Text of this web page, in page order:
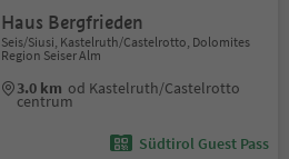
Haus Bergfrieden
Seis/Siusi, Kastelruth/Castelrotto, Dolomites
Region Seiser Alm
3.0 km od Kastelruth/Castelrotto
centrum
Südtirol Guest Pass